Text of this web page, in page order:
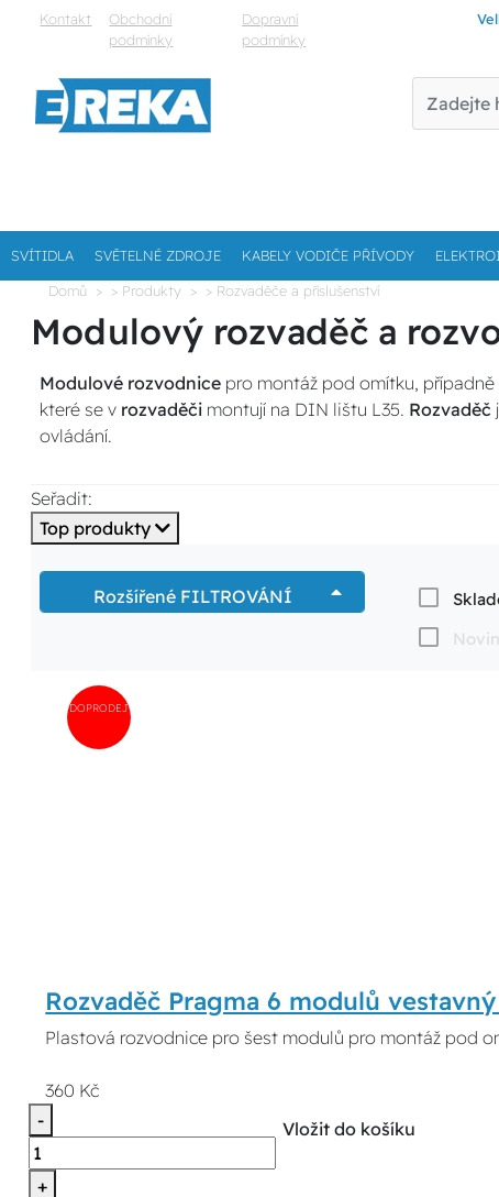
Kontakt
Obchodní
podmínky
Dopravní
podmínky
SVÍTIDLA SVĚTELNÉ ZDROJE KABELY VODIČE PŘÍVODY
Domů > Produkty > Rozvaděče a příslušenství
Modulový rozvaděč a
Modulové rozvodnice pro montáž pod omítku,
které se v rozvaděči montují na DIN lištu L35. Rozvaděč
ovládání.
Seřadit:
Top produkty
Rozšířené FILTROVÁNÍ
DOPRODEJ
Rozvaděč Pragma 6 modulů
Plastová rozvodnice pro šest modulů pro montáž pod
360 Kč
-
+
Vložit do košíku